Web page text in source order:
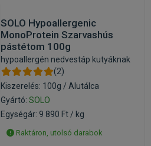
SOLO Hypoallergenic
MonoProtein Szarvashús
pástétom 100g
hypoallergén nedvestáp kutyáknak
(2)
Kiszerelés: 100g / Alutálca
Gyártó: SOLO
Egységár: 9 890 Ft / kg
Raktáron, utolsó darabok